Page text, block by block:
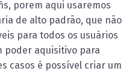
porem aqui usaremos
de alto padrão, que não
para todos os usuários
poder aquisitivo para
casos é possível criar um